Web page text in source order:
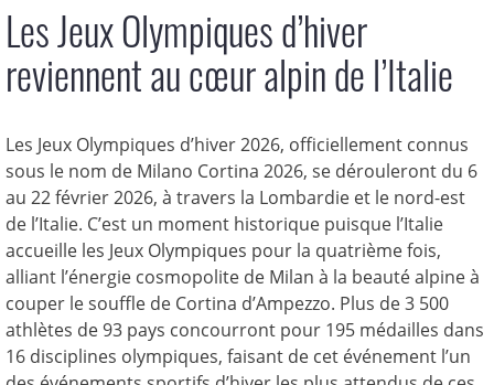
Les Jeux Olympiques d’hiver
reviennent au cœur alpin de l’Italie
Les Jeux Olympiques d’hiver 2026, officiellement connus
sous le nom de Milano Cortina 2026, se dérouleront du 6
au 22 février 2026, à travers la Lombardie et le nord-est
de l’Italie. C’est un moment historique puisque l’Italie
accueille les Jeux Olympiques pour la quatrième fois,
alliant l’énergie cosmopolite de Milan à la beauté alpine à
couper le souffle de Cortina d’Ampezzo. Plus de 3 500
athlètes de 93 pays concourront pour 195 médailles dans
16 disciplines olympiques, faisant de cet événement l’un